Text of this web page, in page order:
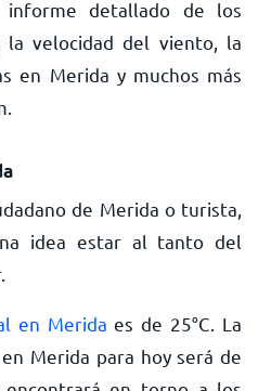
detallado de los
la velocidad del viento, la
en Merida y muchos más
de Merida o turista,
idea estar al tanto del
en Merida es de 25°C . La
Merida para hoy será de